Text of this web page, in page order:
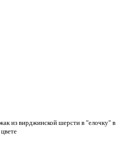
из вирджинской шерсти в "елочку" в